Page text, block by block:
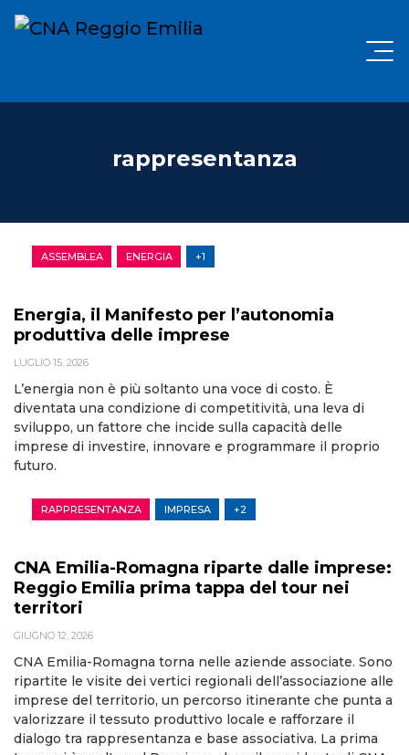
rappresentanza
ASSEMBLEA ENERGIA +1
Energia, il Manifesto per l’autonomia
produttiva delle imprese
LUGLIO 15, 2026
L’energia non è più soltanto una voce di costo. È
diventata una condizione di competitività, una leva di
sviluppo, un fattore che incide sulla capacità delle
imprese di investire, innovare e programmare il proprio
futuro.
RAPPRESENTANZA IMPRESA +2
CNA Emilia-Romagna riparte dalle imprese:
Reggio Emilia prima tappa del tour nei
territori
GIUGNO 12, 2026
CNA Emilia-Romagna torna nelle aziende associate. Sono
ripartite le visite dei vertici regionali dell’associazione alle
imprese del territorio, un percorso itinerante che punta a
valorizzare il tessuto produttivo locale e rafforzare il
dialogo tra rappresentanza e base associativa. La prima